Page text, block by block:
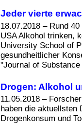
Jeder vierte
18.07.2018 – Rund
USA Alkohol trinken,
University School of
gesundheitlicher
"Journal of
Drogen: Alkohol
11.05.2018 –
haben die aktuellsten
Drogenkonsum und